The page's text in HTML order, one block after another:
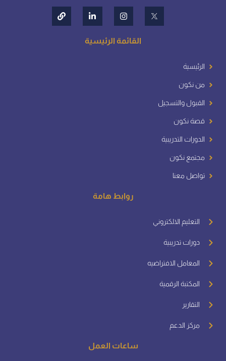
القائمة الرئيسية
الرئيسية
من نكون
القبول والتسجيل
قصة نكون
الدورات التدريبية
مجتمع نكون
تواصل معنا
روابط هامة
التعليم الالكتروني
دورات تدريبية
المعامل الافتراضيه
المكتبة الرقمية
التقارير
مركز الدعم
ساعات العمل